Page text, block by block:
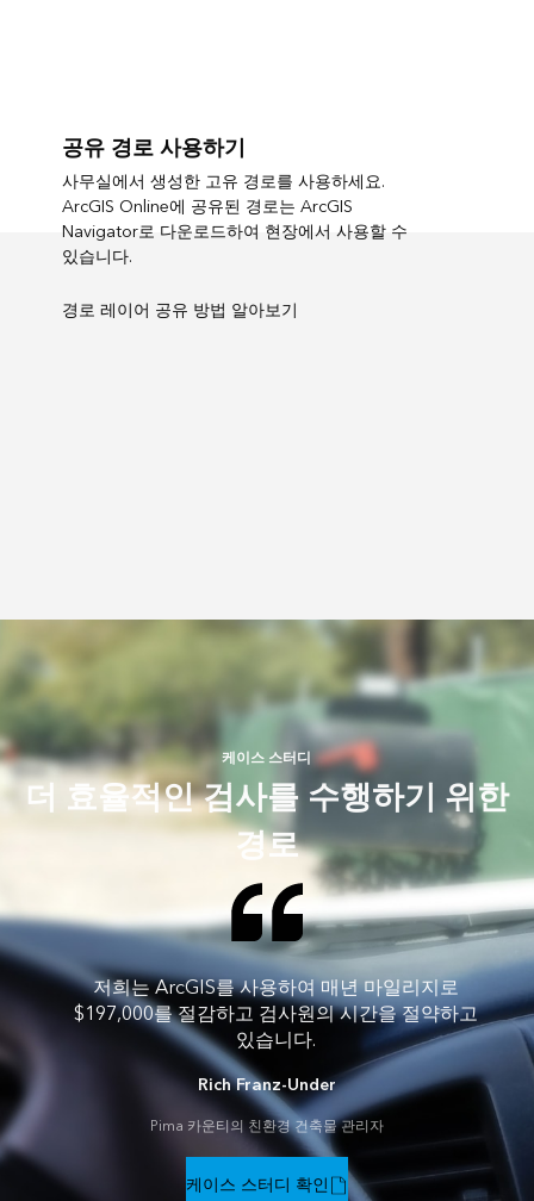
공유 경로 사용하기
사무실에서 생성한 고유 경로를 사용하세요.
ArcGIS Online에 공유된 경로는 ArcGIS
Navigator로 다운로드하여 현장에서 사용할 수
있습니다.
경로 레이어 공유 방법 알아보기
케이스 스터디
더 효율적인 검사를 수행하기 위한
경로
저희는 ArcGIS를 사용하여 매년 마일리지로
$197,000를 절감하고 검사원의 시간을 절약하고
있습니다.
Rich Franz-Under
Pima 카운티의 친환경 건축물 관리자
케이스 스터디 확인